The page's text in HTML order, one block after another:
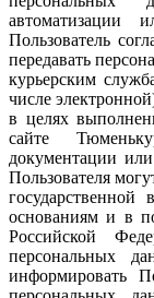
автоматизации
Пользователь
передавать
курьерским
числе
в целях
сайте
документации
Пользователя
основаниям и в
Российской
персональных
информировать